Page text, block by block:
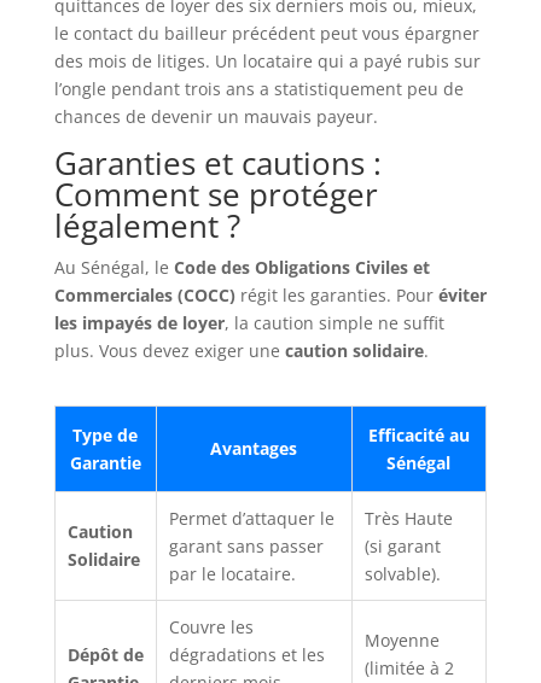
quittances de loyer des six derniers mois ou, mieux,
le contact du bailleur précédent peut vous épargner
des mois de litiges. Un locataire qui a payé rubis sur
l’ongle pendant trois ans a statistiquement peu de
chances de devenir un mauvais payeur.
Garanties et cautions :
Comment se protéger
légalement ?
Au Sénégal, le Code des Obligations Civiles et
Commerciales (COCC) régit les garanties. Pour éviter
les impayés de loyer, la caution simple ne suffit
plus. Vous devez exiger une caution solidaire.
Type de
Garantie
Avantages
Efficacité au
Sénégal
Caution
Solidaire
Permet d’attaquer le
garant sans passer
par le locataire.
Très Haute
(si garant
solvable).
Dépôt de
Couvre les
dégradations et les
Moyenne
(limitée à 2